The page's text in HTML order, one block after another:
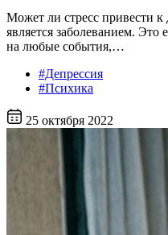
Может ли стресс привести к
является заболеванием. Это
на любые события,…
#Депрессия
#Психика
25 октября 2022